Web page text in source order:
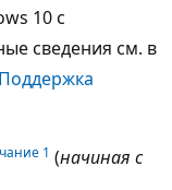
10 с
сведения см. в
Поддержка
1 (начиная с